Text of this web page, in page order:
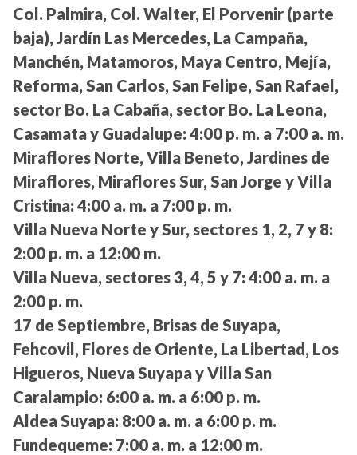
Col. Palmira, Col. Walter, El Porvenir (parte
baja), Jardín Las Mercedes, La Campaña,
Manchén, Matamoros, Maya Centro, Mejía,
Reforma, San Carlos, San Felipe, San Rafael,
sector Bo. La Cabaña, sector Bo. La Leona,
Casamata y Guadalupe: 4:00 p. m. a 7:00 a. m.
Miraflores Norte, Villa Beneto, Jardines de
Miraflores, Miraflores Sur, San Jorge y Villa
Cristina: 4:00 a. m. a 7:00 p. m.
Villa Nueva Norte y Sur, sectores 1, 2, 7 y 8:
2:00 p. m. a 12:00 m.
Villa Nueva, sectores 3, 4, 5 y 7: 4:00 a. m. a
2:00 p. m.
17 de Septiembre, Brisas de Suyapa,
Fehcovil, Flores de Oriente, La Libertad, Los
Higueros, Nueva Suyapa y Villa San
Caralampio: 6:00 a. m. a 6:00 p. m.
Aldea Suyapa: 8:00 a. m. a 6:00 p. m.
Fundequeme: 7:00 a. m. a 12:00 m.